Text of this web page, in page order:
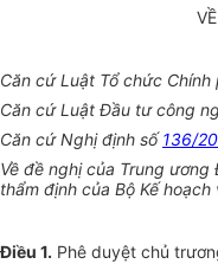
Căn cứ Luật Tổ chức
Căn cứ Luật Đầu tư công
Căn cứ Nghị định số136/
Về đề nghị của Trung ương
thẩm định của Bộ Kế
Điều 1. Phê duyệt chủ